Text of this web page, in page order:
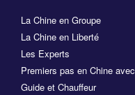
La Chine en Groupe
La Chine en Liberté
Les Experts
Premiers pas en Chine avec
Guide et Chauffeur